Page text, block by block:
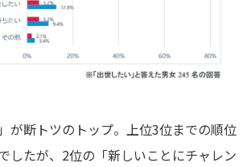
が断トツのトップ。上位3位までの順位
したが、2位の「新しいことにチャレン